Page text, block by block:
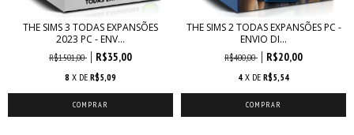
THE SIMS 3 TODAS EXPANSÕES
2023 PC - ENV...
R$1.501,00 R$35,00
8 X DE R$5,09
THE SIMS 2 TODAS EXPANSÕES PC -
ENVIO DI...
R$400,00 R$20,00
4 X DE R$5,54